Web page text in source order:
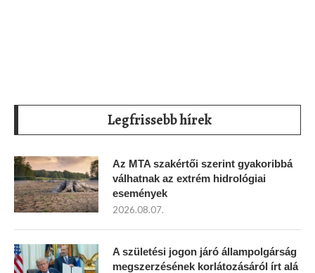
Legfrissebb hírek
Az MTA szakértői szerint gyakoribbá
válhatnak az extrém hidrológiai
események
2026.08.07.
A születési jogon járó állampolgárság
megszerzésének korlátozásáról írt alá